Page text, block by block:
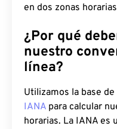
en dos zonas
¿Por qué
nuestro
línea?
Utilizamos la base
IANA para calcular
horarias. La IANA es